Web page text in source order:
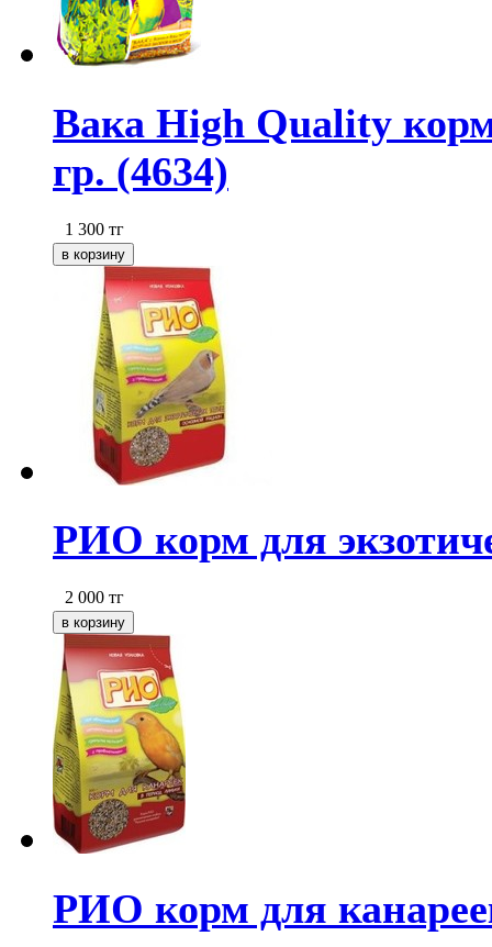
Вака High Quality
гр. (4634)
1 300 тг
РИО корм для
2 000 тг
РИО корм для